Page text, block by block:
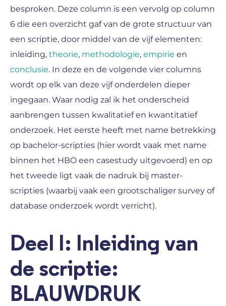
besproken. Deze column is een vervolg op column
6 die een overzicht gaf van de grote structuur van
een scriptie, door middel van de vijf elementen:
inleiding, theorie, methodologie, empirie en
conclusie. In deze en de volgende vier columns
wordt op elk van deze vijf onderdelen dieper
ingegaan. Waar nodig zal ik het onderscheid
aanbrengen tussen kwalitatief en kwantitatief
onderzoek. Het eerste heeft met name betrekking
op bachelor-scripties (hier wordt vaak met name
binnen het HBO een casestudy uitgevoerd) en op
het tweede ligt vaak de nadruk bij master-
scripties (waarbij vaak een grootschaliger survey of
database onderzoek wordt verricht).
Deel I: Inleiding van
de scriptie:
BLAUWDRUK